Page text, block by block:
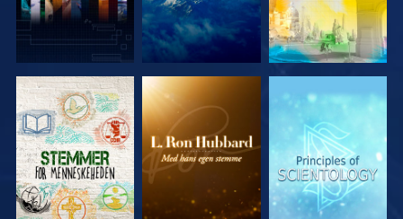
UDFORSK
SERIEN
UDFORSK
SERIEN
UDFORSK
SERIEN